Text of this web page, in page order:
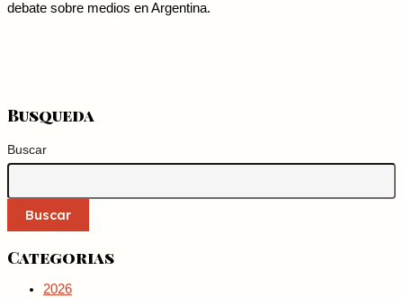
debate sobre medios en Argentina.
Busqueda
Buscar
Buscar
Categorias
2026